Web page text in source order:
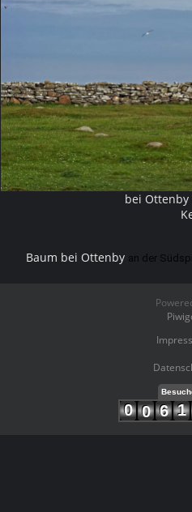
bei
Baum bei Ottenby an der
0 0 6 1